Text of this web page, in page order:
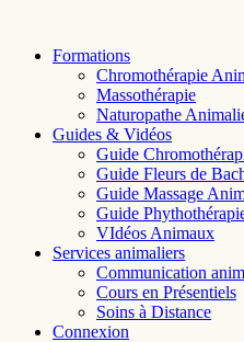
contentFormations
Chromothérapie
Massothérapie
Naturopathe
Guides & Vidéos
Guide
Guide Fleurs de
Guide Massage
Guide
VIdéos Animaux
Services animaliers
Communication
Cours en Présentiels
Soins à Distance
Connexion